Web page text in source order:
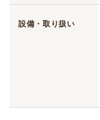
設備・取り扱い